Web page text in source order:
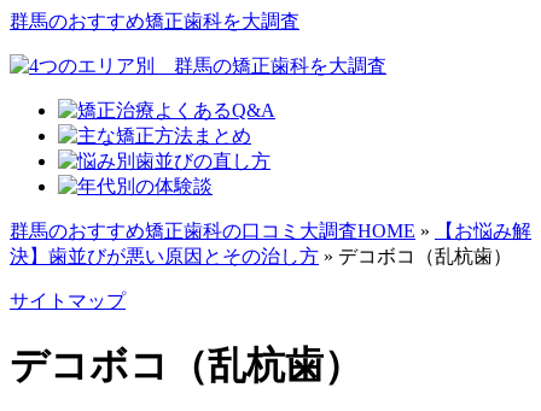
群馬のおすすめ矯正歯科を大調査
群馬のおすすめ矯正歯科の口コミ大調査HOME »
【お悩み解
決】歯並びが悪い原因とその治し方 » デコボコ（乱杭歯）
サイトマップ
デコボコ（乱杭歯）